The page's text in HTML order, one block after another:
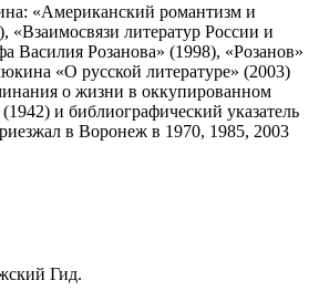
«Американский романтизм и
«Взаимосвязи литератур России и
Василия Розанова» (1998), «Розанов»
«О русской литературе» (2003)
о жизни в оккупированном
и библиографический указатель
в Воронеж в 1970, 1985, 2003
Гид.